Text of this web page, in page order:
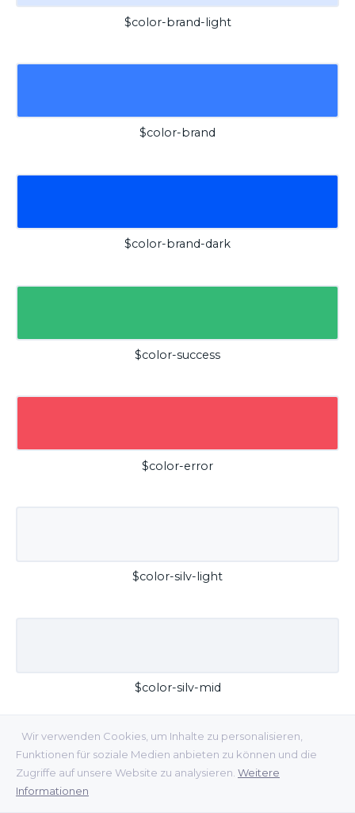
Wir verwenden Cookies, um Inhalte zu personalisieren,
Funktionen für soziale Medien anbieten zu können und die
Zugriffe auf unsere Website zu analysieren. Weitere
Informationen
$color-brand-light
$color-brand
$color-brand-dark
$color-success
$color-error
$color-silv-light
$color-silv-mid